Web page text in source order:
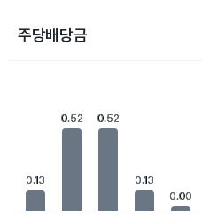
주당배당금
The chart has 1 X axis
0.13
0.13
0.52
0.52 0.52
0.52
0.13
0.13
0.00
0.00